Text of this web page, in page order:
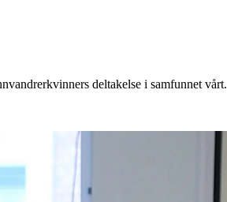
deltakelse i samfunnet vårt.